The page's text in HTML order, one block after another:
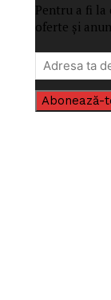
Pentru a fi la
oferte și
Abonează-